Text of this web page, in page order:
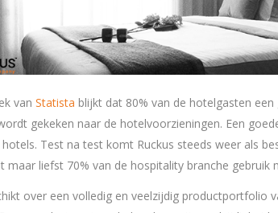
van Statista blijkt dat 80% van de hotelgasten
gekeken naar de hotelvoorzieningen. Een
Test na test komt Ruckus steeds weer als
maar liefst 70% van de hospitality branche gebruik
over een volledig en veelzijdig productportfolio